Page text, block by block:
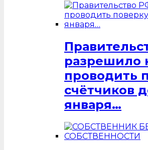
разрешило
проводить
счётчиков
января…